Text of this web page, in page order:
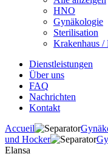
HNO
Gynäkologie
Sterilisation
Krakenhaus /
Dienstleistungen
Über uns
FAQ
Nachrichten
Kontakt
Accueil
und Hocker
Elansa